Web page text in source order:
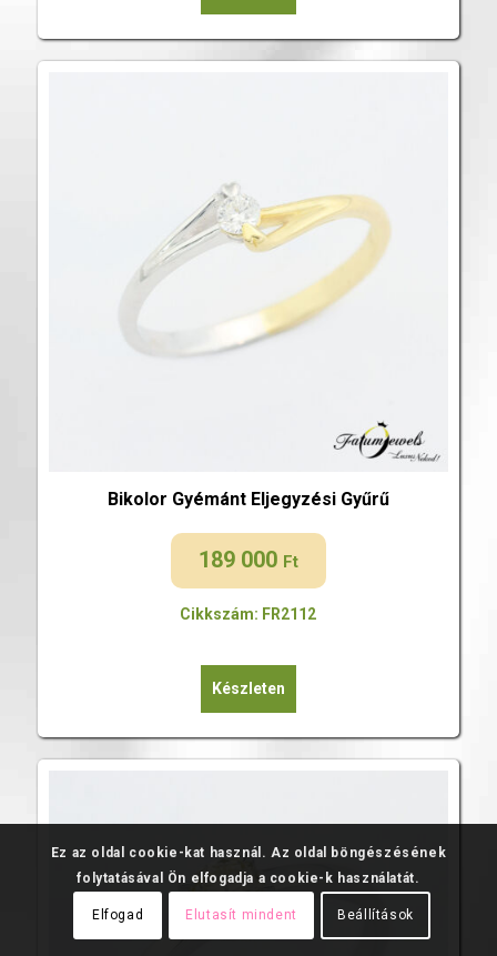
Bikolor Gyémánt Eljegyzési Gyűrű
189 000 Ft
Cikkszám: FR2112
Készleten
Ez az oldal cookie-kat használ. Az oldal böngészésének
folytatásával Ön elfogadja a cookie-k használatát.
Elfogad Elutasít mindent Beállítások